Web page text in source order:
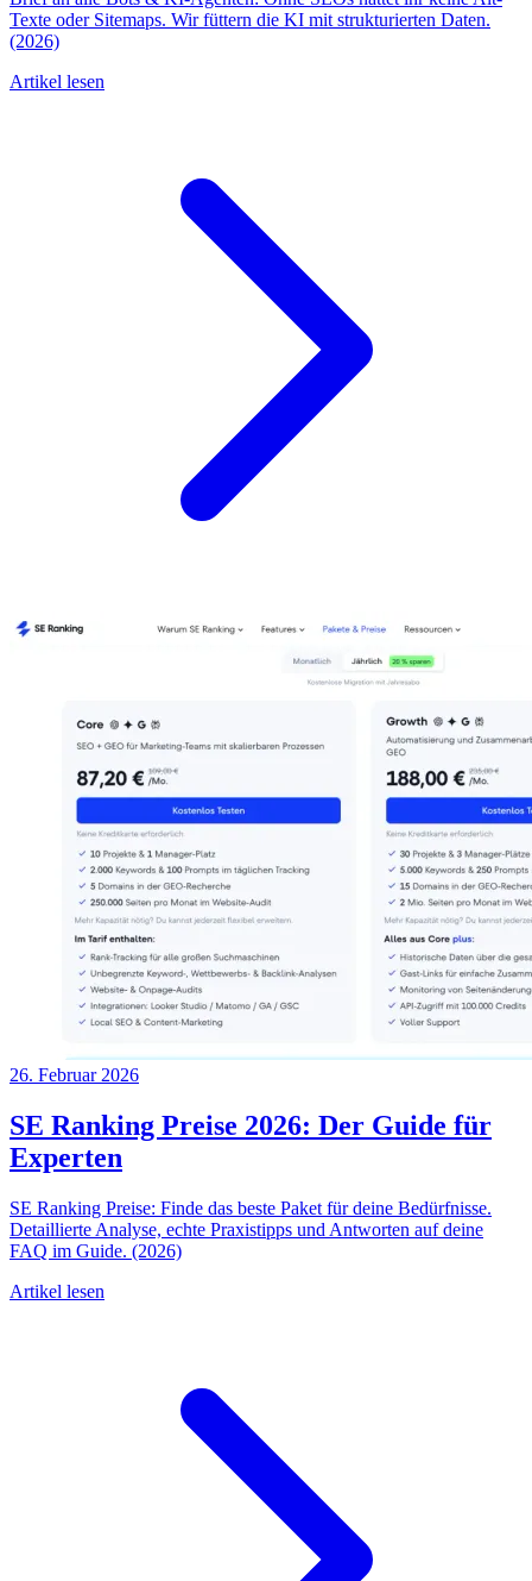
Texte oder Sitemaps. Wir füttern die KI mit strukturierten Daten.
(2026)
Artikel lesen
26. Februar 2026
SE Ranking Preise 2026: Der Guide für
Experten
SE Ranking Preise: Finde das beste Paket für deine Bedürfnisse.
Detaillierte Analyse, echte Praxistipps und Antworten auf deine
FAQ im Guide. (2026)
Artikel lesen